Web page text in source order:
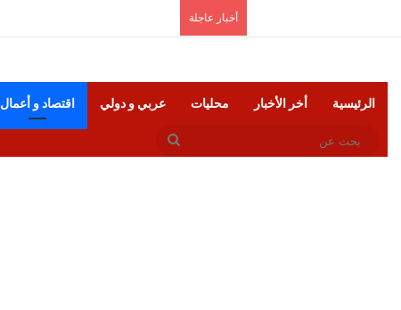
أخبار عاجلة
الرئيسية أخر الأخبار محليات عربي و دولي اقتصاد و أعمال